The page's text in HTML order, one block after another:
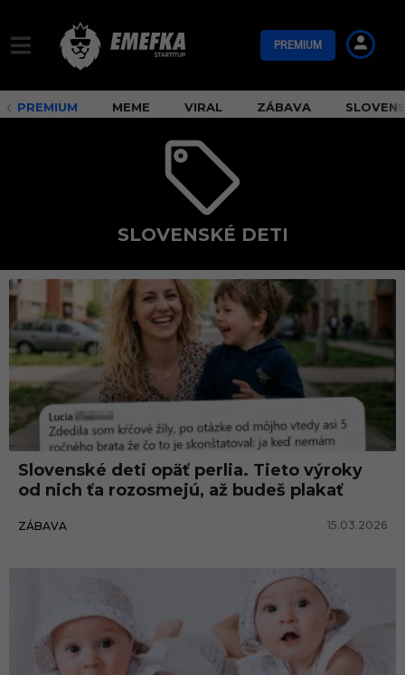
PREMIUM
PREMIUM MEME VIRAL ZÁBAVA
SLOVENSKÉ DETI
s
l
o
v
e
n
s
k
d
Slovenské deti opäť perlia. Tieto výroky
od nich ťa rozosmejú, až budeš plakať
ZÁBAVA 15.03.2026